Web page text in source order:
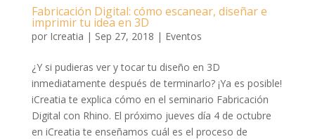
Fabricación Digital: cómo escanear, diseñar e
imprimir tu idea en 3D
por Icreatia | Sep 27, 2018 | Eventos
¿Y si pudieras ver y tocar tu diseño en 3D
inmediatamente después de terminarlo? ¡Ya es posible!
iCreatia te explica cómo en el seminario Fabricación
Digital con Rhino. El próximo jueves día 4 de octubre
en iCreatia te enseñamos cuál es el proceso de